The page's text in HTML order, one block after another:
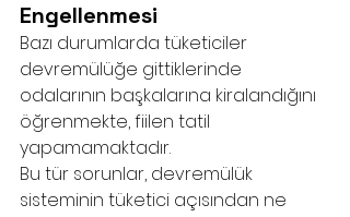
Engellenmesi
Bazı durumlarda tüketiciler
devremülüğe gittiklerinde
odalarının başkalarına kiralandığını
öğrenmekte, fiilen tatil
yapamamaktadır.
Bu tür sorunlar, devremülük
sisteminin tüketici açısından ne